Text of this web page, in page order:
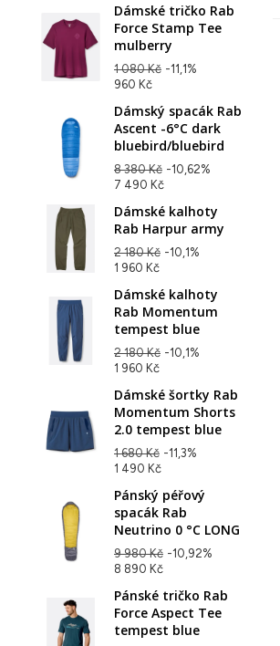
Dámské tričko Rab
Force Stamp Tee
mulberry
1 080 Kč -11,1%
960 Kč
Dámský spacák Rab
Ascent -6°C dark
bluebird/bluebird
8 380 Kč -10,62%
7 490 Kč
Dámské kalhoty
Rab Harpur army
2 180 Kč -10,1%
1 960 Kč
Dámské kalhoty
Rab Momentum
tempest blue
2 180 Kč -10,1%
1 960 Kč
Dámské šortky Rab
Momentum Shorts
2.0 tempest blue
1 680 Kč -11,3%
1 490 Kč
Pánský péřový
spacák Rab
Neutrino 0 °C LONG
9 980 Kč -10,92%
8 890 Kč
Pánské tričko Rab
Force Aspect Tee
tempest blue